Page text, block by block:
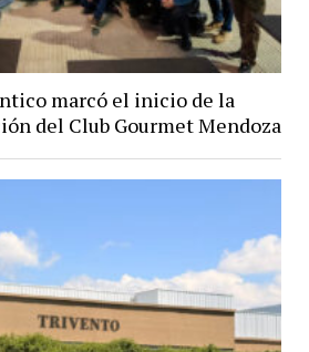
marcó el inicio de la
del Club Gourmet Mendoza